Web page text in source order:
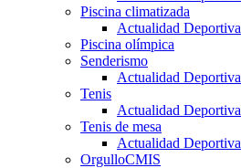
Piscina climatizada
Actualidad Deportiva
Piscina olímpica
Senderismo
Actualidad Deportiva
Tenis
Actualidad Deportiva
Tenis de mesa
Actualidad Deportiva
OrgulloCMIS